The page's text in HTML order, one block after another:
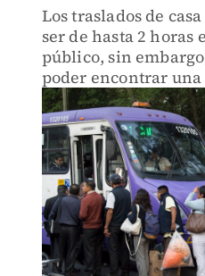
Los traslados de
ser de hasta 2 horas
público, sin
poder encontrar
desfalcarse.